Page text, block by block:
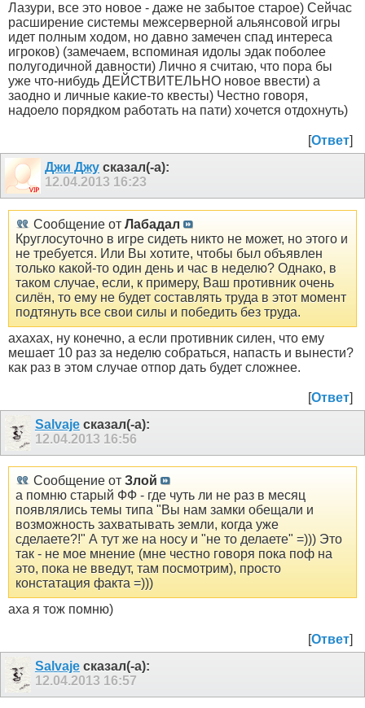
Лазури, все это новое - даже не забытое старое) Сейчас
расширение системы межсерверной альянсовой игры
идет полным ходом, но давно замечен спад интереса
игроков) (замечаем, вспоминая идолы эдак поболее
полугодичной давности) Лично я считаю, что пора бы
уже что-нибудь ДЕЙСТВИТЕЛЬНО новое ввести) а
заодно и личные какие-то квесты) Честно говоря,
надоело порядком работать на пати) хочется отдохнуть)
[Ответ]
Джи Джу сказал(-а):
12.04.2013 16:23
Сообщение от Лабадал
Круглосуточно в игре сидеть никто не может, но этого и
не требуется. Или Вы хотите, чтобы был объявлен
только какой-то один день и час в неделю? Однако, в
таком случае, если, к примеру, Ваш противник очень
силён, то ему не будет составлять труда в этот момент
подтянуть все свои силы и победить без труда.
ахахах, ну конечно, а если противник силен, что ему
мешает 10 раз за неделю собраться, напасть и вынести?
как раз в этом случае отпор дать будет сложнее.
[Ответ]
Salvajeсказал(-а):
12.04.2013 16:56
Сообщение от Злой
а помню старый ФФ - где чуть ли не раз в месяц
появлялись темы типа "Вы нам замки обещали и
возможность захватывать земли, когда уже
сделаете?!" А тут же на носу и "не то делаете" =))) Это
так - не мое мнение (мне честно говоря пока поф на
это, пока не введут, там посмотрим), просто
констатация факта =)))
аха я тож помню)
[Ответ]
Salvajeсказал(-а):
12.04.2013 16:57